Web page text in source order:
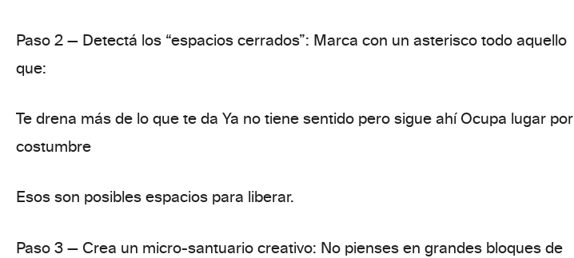
Paso 2 — Detectá los “espacios cerrados”: Marca con un asterisco todo aquello
que:
Te drena más de lo que te da Ya no tiene sentido pero sigue ahí Ocupa lugar por
costumbre
Esos son posibles espacios para liberar.
Paso 3 — Crea un micro-santuario creativo: No pienses en grandes bloques de